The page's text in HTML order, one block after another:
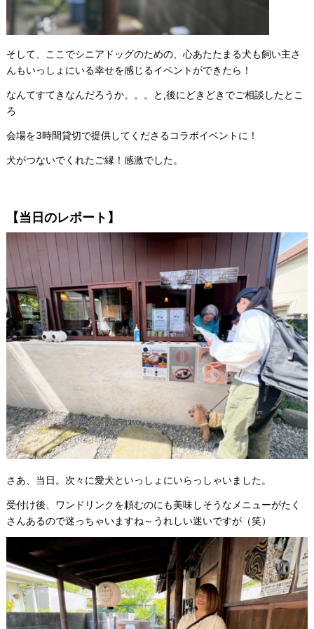
そして、ここでシニアドッグのための、心あたたまる犬も飼い主さ
んもいっしょにいる幸せを感じるイベントができたら！
なんてすてきなんだろうか。。。と,後にどきどきでご相談したとこ
ろ
会場を3時間貸切で提供してくださるコラボイベントに！
犬がつないでくれたご縁！感激でした。
【当日のレポート】
さあ、当日。次々に愛犬といっしょにいらっしゃいました。
受付け後、ワンドリンクを頼むのにも美味しそうなメニューがたく
さんあるので迷っちゃいますね～うれしい迷いですが（笑）